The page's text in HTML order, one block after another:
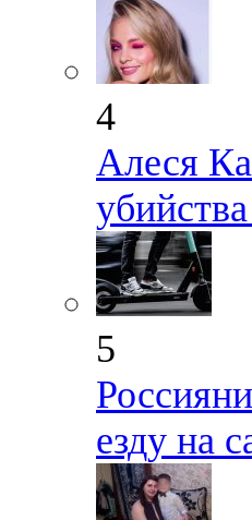
4
Алеся
5
езду на